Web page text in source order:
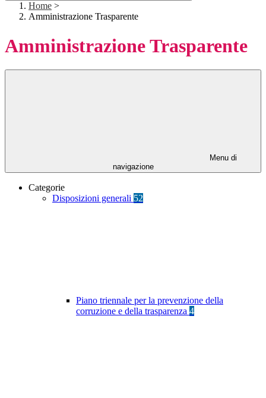
Home >
Amministrazione Trasparente
Amministrazione Trasparente
Menu di
navigazione
Categorie
Disposizioni generali 52
Piano triennale per la prevenzione della
corruzione e della trasparenza 4